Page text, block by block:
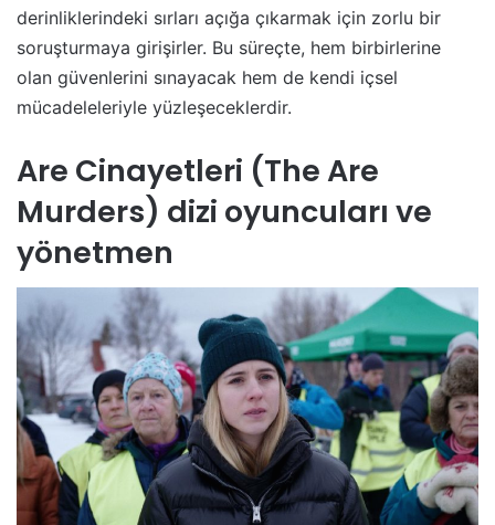
derinliklerindeki sırları açığa çıkarmak için zorlu bir
soruşturmaya girişirler. Bu süreçte, hem birbirlerine
olan güvenlerini sınayacak hem de kendi içsel
mücadeleleriyle yüzleşeceklerdir.
Are Cinayetleri (The Are
Murders) dizi oyuncuları ve
yönetmen